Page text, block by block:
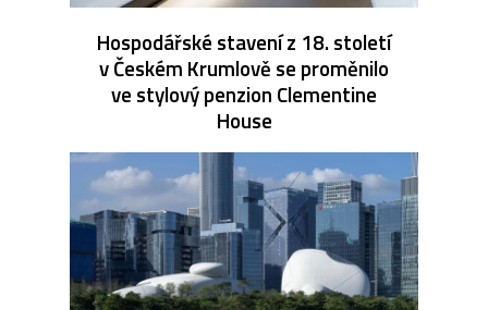
Hospodářské stavení z 18. století
v Českém Krumlově se proměnilo
ve stylový penzion Clementine
House